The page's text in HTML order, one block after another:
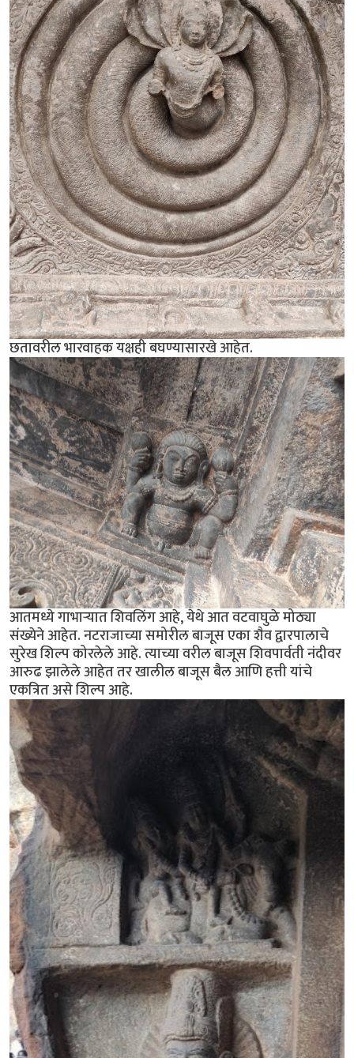
छतावरील भारवाहक यक्षही बघण्यासारखे आहेत.
आतमध्ये गाभार्‍यात शिवलिंग आहे, येथे आत वटवाघुळे मोठ्या
संख्येने आहेत. नटराजाच्या समोरील बाजूस एका शैव द्वारपालाचे
सुरेख शिल्प कोरलेले आहे. त्याच्या वरील बाजूस शिवपार्वती नंदीवर
आरुढ झालेले आहेत तर खालील बाजूस बैल आणि हत्ती यांचे
एकत्रित असे शिल्प आहे.